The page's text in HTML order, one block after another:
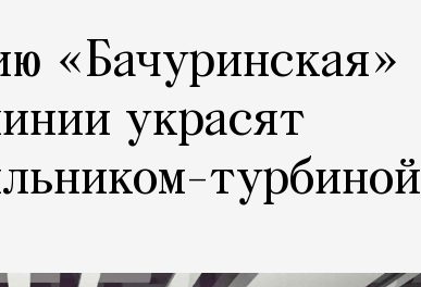
«Бачуринская»
украсят
турбиной